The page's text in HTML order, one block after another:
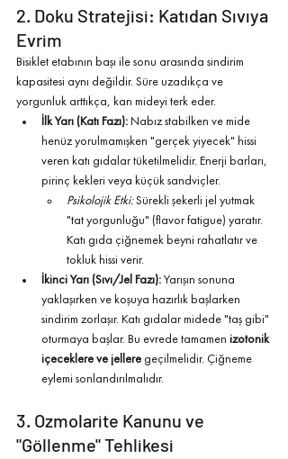
2. Doku Stratejisi: Katıdan Sıvıya
Evrim
Bisiklet etabının başı ile sonu arasında sindirim
kapasitesi aynı değildir. Süre uzadıkça ve
yorgunluk arttıkça, kan mideyi terk eder.
İlk Yarı (Katı Fazı): Nabız stabilken ve mide
henüz yorulmamışken "gerçek yiyecek" hissi
veren katı gıdalar tüketilmelidir. Enerji barları,
pirinç kekleri veya küçük sandviçler.
Psikolojik Etki: Sürekli şekerli jel yutmak
"tat yorgunluğu" (flavor fatigue) yaratır.
Katı gıda çiğnemek beyni rahatlatır ve
tokluk hissi verir.
İkinci Yarı (Sıvı/Jel Fazı): Yarışın sonuna
yaklaşırken ve koşuya hazırlık başlarken
sindirim zorlaşır. Katı gıdalar midede "taş gibi"
oturmaya başlar. Bu evrede tamamen izotonik
içeceklere ve jellere geçilmelidir. Çiğneme
eylemi sonlandırılmalıdır.
3. Ozmolarite Kanunu ve
"Göllenme" Tehlikesi